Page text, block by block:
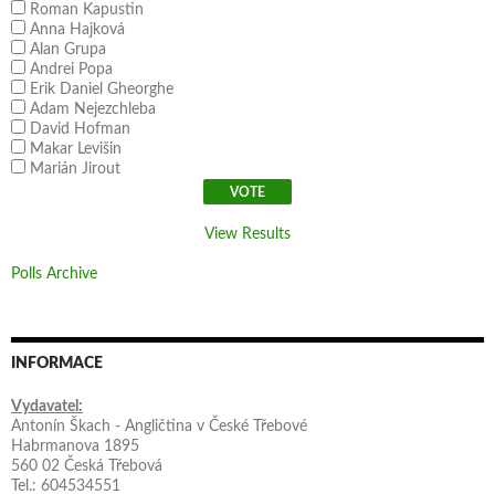
Roman Kapustin
Anna Hajková
Alan Grupa
Andrei Popa
Erik Daniel Gheorghe
Adam Nejezchleba
David Hofman
Makar Levišin
Marián Jirout
View Results
Polls Archive
INFORMACE
Vydavatel:
Antonín Škach - Angličtina v České Třebové
Habrmanova 1895
560 02 Česká Třebová
Tel.: 604534551